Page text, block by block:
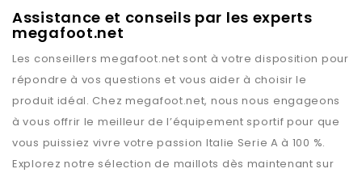
Assistance et conseils par les experts
megafoot.net
Les conseillersmegafoot.net sont à votre disposition pour
répondre à vos questions et vous aider à choisir le
produit idéal. Chez megafoot.net, nous nous engageons
à vous offrir le meilleur de l’équipement sportif pour que
vous puissiez vivre votre passion Italie Serie A à 100 %.
Explorez notre sélection de maillots dès maintenant sur